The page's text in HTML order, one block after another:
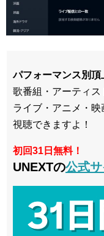
パフォーマンス別頂
歌番組・アーティス
ライブ・アニメ・
視聴できますよ！
初回31日無料！
UNEXTの公式サ